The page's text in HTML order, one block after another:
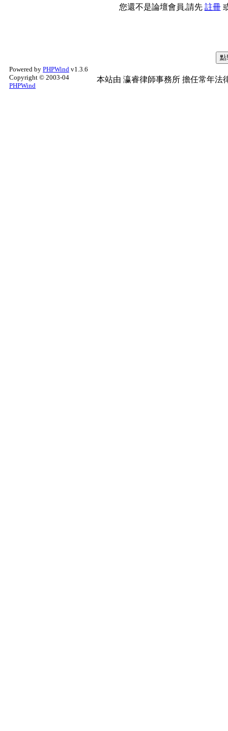
您還不是論壇會員,請先 註冊
Powered by PHPWind v1.3.6
Copyright © 2003-04
PHPWind
本站由 瀛睿律師事務所 擔任常年法